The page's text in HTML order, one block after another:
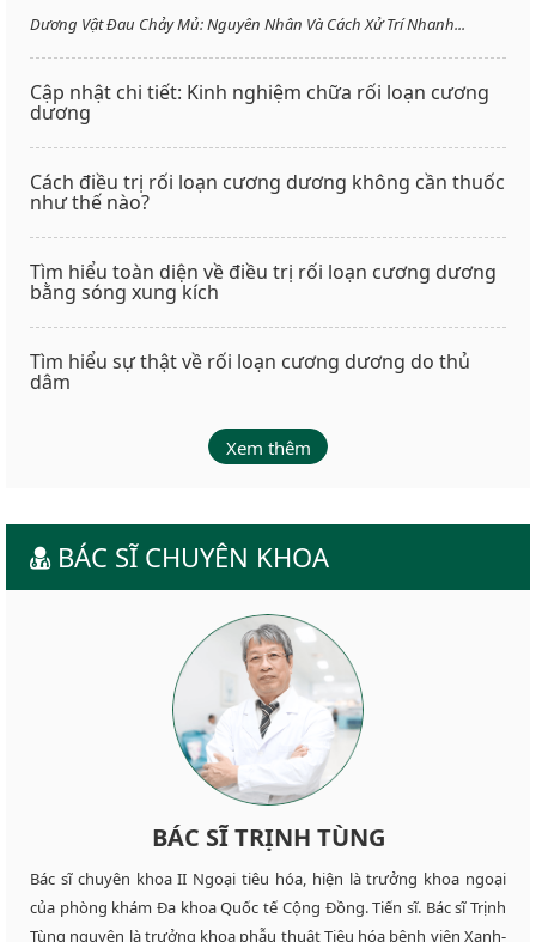
Dương Vật Đau Chảy Mủ: Nguyên Nhân Và Cách Xử Trí Nhanh...
Cập nhật chi tiết: Kinh nghiệm chữa rối loạn cương
dương
Cách điều trị rối loạn cương dương không cần thuốc
như thế nào?
Tìm hiểu toàn diện về điều trị rối loạn cương dương
bằng sóng xung kích
Tìm hiểu sự thật về rối loạn cương dương do thủ
dâm
Xem thêm
BÁC SĨ CHUYÊN KHOA
BÁC SĨ TRỊNH TÙNG
Bác sĩ chuyên khoa II Ngoại tiêu hóa, hiện là trưởng khoa ngoại
của phòng khám Đa khoa Quốc tế Cộng Đồng. Tiến sĩ. Bác sĩ Trịnh
Tùng nguyên là trưởng khoa phẫu thuật Tiêu hóa bệnh viện Xanh-